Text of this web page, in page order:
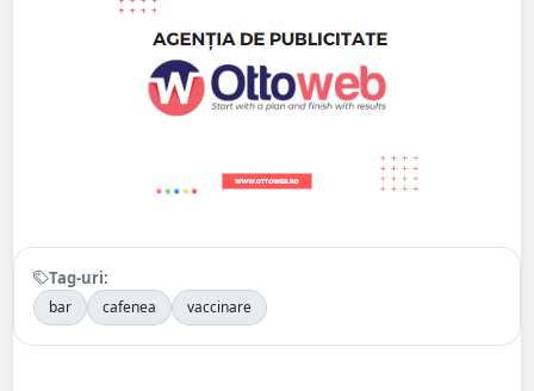
Tag-uri:
bar cafenea vaccinare